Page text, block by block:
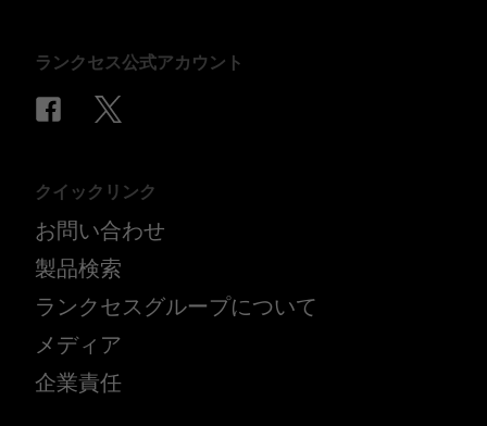
ランクセス公式アカウント
クイックリンク
お問い合わせ
製品検索
ランクセスグループについて
メディア
企業責任